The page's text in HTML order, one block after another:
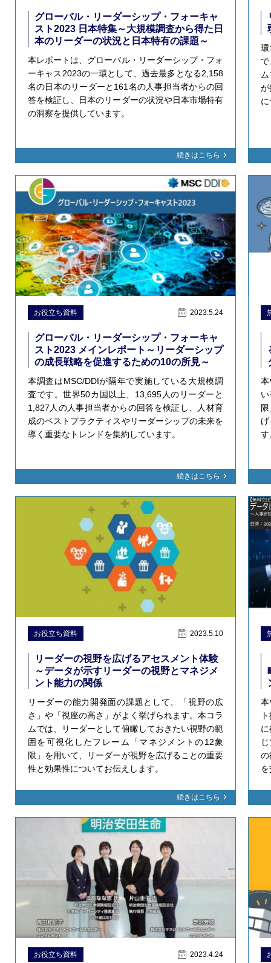
グローバル・リーダーシップ・フォーキャ
スト2023 日本特集～大規模調査から得た日
本のリーダーの状況と日本特有の課題～
本レポートは、グローバル・リーダーシップ・フォ
ーキャス2023の一環として、過去最多となる2,158
名の日本のリーダーと161名の人事担当者からの回
答を検証し、日本のリーダーの状況や日本市場特有
の洞察を提供しています。
続きはこちら
が
お役立ち資料 2023.5.24
グローバル・リーダーシップ・フォーキャ
スト2023 メインレポート～リーダーシップ
の成長戦略を促進するための10の所見～
本調査はMSC/DDIが隔年で実施している大規模調
査です。世界50カ国以上、13,695人のリーダーと
1,827人の人事担当者からの回答を検証し、人材育
成のベストプラクティスやリーダーシップの未来を
導く重要なトレンドを集約しています。
続きはこちら
本
す
お役立ち資料 2023.5.10
リーダーの視野を広げるアセスメント体験
～データが示すリーダーの視野とマネジメ
ント能力の関係
リーダーの能力開発面の課題として、「視野の広
さ」や「視座の高さ」がよく挙げられます。本コラ
ムでは、リーダーとして俯瞰しておきたい視野の範
囲を可視化したフレーム「マネジメントの12象
限」を用いて、リーダーが視野を広げることの重要
性と効果性についてお伝えします。
続きはこちら
本
の
お役立ち資料 2023.4.24